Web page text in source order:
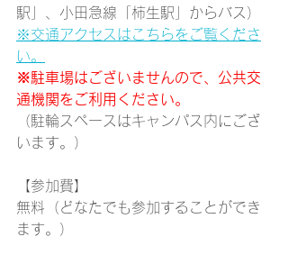
駅」、小田急線「柿生駅」からバス）
※交通アクセスはこちらをご覧くださ
い。
※駐車場はございませんので、公共交
通機関をご利用ください。
（駐輪スペースはキャンパス内にござ
います。）
【参加費】
無料（どなたでも参加することができ
ます。）